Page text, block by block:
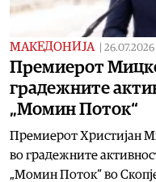
МАКЕДОНИЈА 26.07.2026
Премиерот
градежните
„Момин Поток“
Премиерот Христијан
во градежните
„Момин Поток“ во